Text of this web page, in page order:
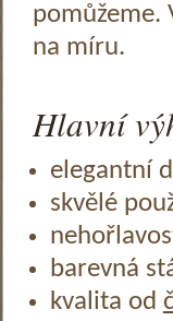
pomůžeme.
na míru.
Hlavní
elegantní
skvělé
barevná
kvalita od